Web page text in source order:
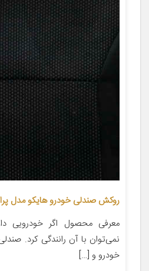
روکش صندلی خودرو هایکو مدل پراید 111 طرح
معرفی محصول اگر خودرویی
نمی‌توان با آن رانندگی کرد.
خودرو و […]